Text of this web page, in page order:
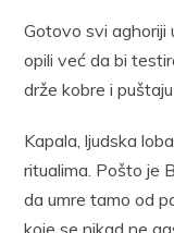
Gotovo svi aghoriji
opili već da bi
drže kobre i
Kapala, ljudska
ritualima. Pošto je
da umre tamo od
koje se nikad ne